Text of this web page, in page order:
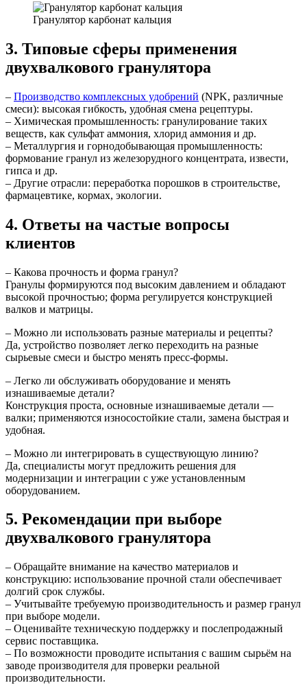
Гранулятор карбонат кальция
3. Типовые сферы применения
двухвалкового гранулятора
– Производство комплексных удобрений (NPK, различные
смеси): высокая гибкость, удобная смена рецептуры.
– Химическая промышленность: гранулирование таких
веществ, как сульфат аммония, хлорид аммония и др.
– Металлургия и горнодобывающая промышленность:
формование гранул из железорудного концентрата, извести,
гипса и др.
– Другие отрасли: переработка порошков в строительстве,
фармацевтике, кормах, экологии.
4. Ответы на частые вопросы
клиентов
– Какова прочность и форма гранул?
Гранулы формируются под высоким давлением и обладают
высокой прочностью; форма регулируется конструкцией
валков и матрицы.
– Можно ли использовать разные материалы и рецепты?
Да, устройство позволяет легко переходить на разные
сырьевые смеси и быстро менять пресс-формы.
– Легко ли обслуживать оборудование и менять
изнашиваемые детали?
Конструкция проста, основные изнашиваемые детали —
валки; применяются износостойкие стали, замена быстрая и
удобная.
– Можно ли интегрировать в существующую линию?
Да, специалисты могут предложить решения для
модернизации и интеграции с уже установленным
оборудованием.
5. Рекомендации при выборе
двухвалкового гранулятора
– Обращайте внимание на качество материалов и
конструкцию: использование прочной стали обеспечивает
долгий срок службы.
– Учитывайте требуемую производительность и размер гранул
при выборе модели.
– Оценивайте техническую поддержку и послепродажный
сервис поставщика.
– По возможности проводите испытания с вашим сырьём на
заводе производителя для проверки реальной
производительности.